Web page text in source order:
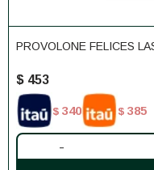
PROVOLONE FELICES
$ 453
$ 340 $ 385
-